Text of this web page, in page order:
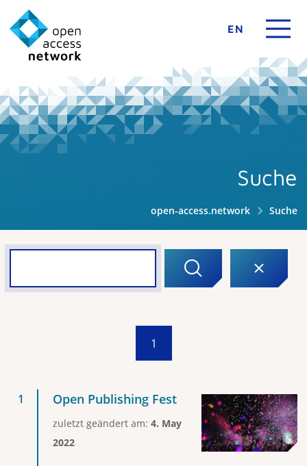
EN
Suche
open-access.network Suche
1
Open Publishing Fest
zuletzt geändert am: 4. May
2022